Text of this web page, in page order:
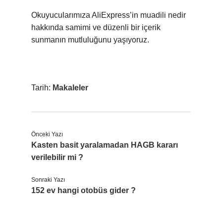
Okuyucularımıza AliExpress’in muadili nedir
hakkında samimi ve düzenli bir içerik
sunmanın mutluluğunu yaşıyoruz.
Tarih: Makaleler
Önceki Yazı
Kasten basit yaralamadan HAGB kararı
verilebilir mi ?
Sonraki Yazı
152 ev hangi otobüs gider ?